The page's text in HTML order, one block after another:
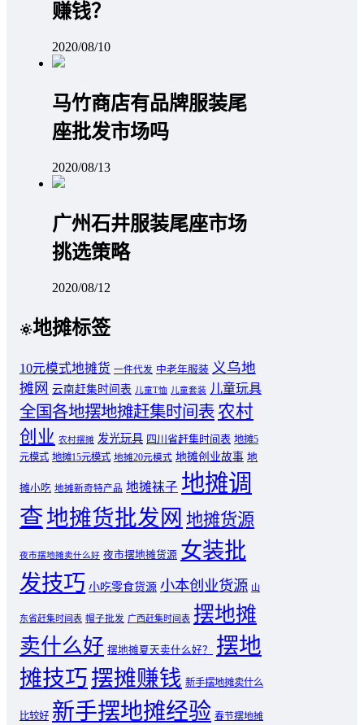
赚钱？
2020/08/10
马竹商店有品牌服装尾
座批发市场吗
2020/08/13
广州石井服装尾座市场
挑选策略
2020/08/12
地摊标签
10元模式地摊货 一件代发 中老年服装 义乌地
摊网 云南赶集时间表 儿童T恤 儿童套装 儿童玩具
全国各地摆地摊赶集时间表 农村
创业 农村摆摊 发光玩具 四川省赶集时间表 地摊5
元模式 地摊15元模式 地摊20元模式 地摊创业故事 地
摊小吃 地摊新奇特产品 地摊袜子 地摊调
查地摊货批发网 地摊货源
夜市摆地摊卖什么好 夜市摆地摊货源 女装批
发技巧 小吃零食货源 小本创业货源 山
东省赶集时间表 帽子批发 广西赶集时间表 摆地摊
卖什么好 摆地摊夏天卖什么好？
摆地
摊技巧摆摊赚钱 新手摆地摊卖什么
比较好 新手摆地摊经验 春节摆地摊